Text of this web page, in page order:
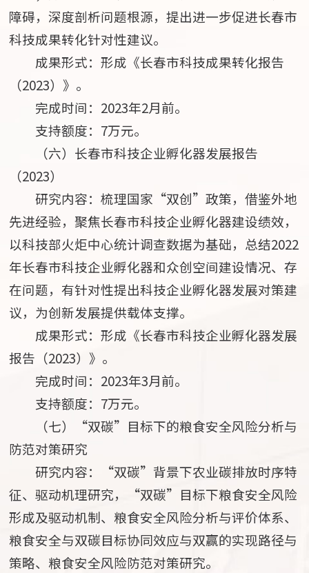
障碍，深度剖析问题根源，提出进一步促进长春市
科技成果转化针对性建议。
成果形式：形成《长春市科技成果转化报告
（2023）》。
完成时间：2023年2月前。
支持额度：7万元。
（六）长春市科技企业孵化器发展报告
（2023）
研究内容：梳理国家“双创”政策，借鉴外地
先进经验，聚焦长春市科技企业孵化器建设绩效，
以科技部火炬中心统计调查数据为基础，总结2022
年长春市科技企业孵化器和众创空间建设情况、存
在问题，有针对性提出科技企业孵化器发展对策建
议，为创新发展提供载体支撑。
成果形式：形成《长春市科技企业孵化器发展
报告（2023）》。
完成时间：2023年3月前。
支持额度：7万元。
（七）“双碳”目标下的粮食安全风险分析与
防范对策研究
研究内容：“双碳”背景下农业碳排放时序特
征、驱动机理研究，“双碳”目标下粮食安全风险
形成及驱动机制、粮食安全风险分析与评价体系、
粮食安全与双碳目标协同效应与双赢的实现路径与
策略、粮食安全风险防范对策研究。